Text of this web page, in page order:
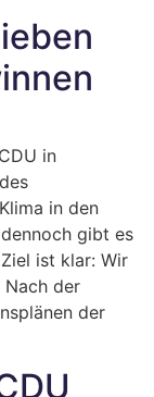
in
in den
gibt es
ist klar: Wir
Nach der
der